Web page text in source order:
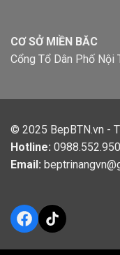
CƠ SỞ MIỀN BĂC
Cổng Tổ Dân Phố Nội
© 2025 BepBTN.vn -
Hotline: 0988.552.950
Email:
Facebook
TikTok